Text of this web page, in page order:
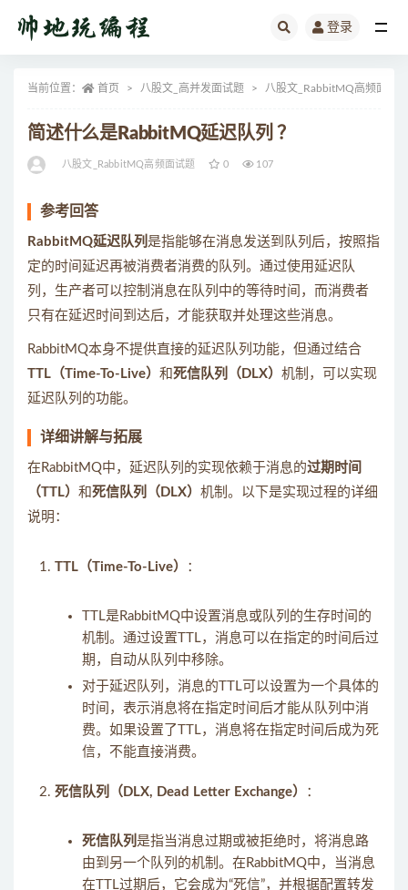
登录
当前位置： 首页 八股文_高并发面试题 八股文_RabbitMQ高频面试题
简述什么是RabbitMQ延迟队列 ？
八股文_RabbitMQ高频面试题 0 107
参考回答
RabbitMQ延迟队列 是指能够在消息发送到队列后，按照指
定的时间延迟再被消费者消费的队列。通过使用延迟队
列，生产者可以控制消息在队列中的等待时间，而消费者
只有在延迟时间到达后，才能获取并处理这些消息。
RabbitMQ本身不提供直接的延迟队列功能，但通过结合
TTL（Time-To-Live） 和死信队列（DLX） 机制，可以实现
延迟队列的功能。
详细讲解与拓展
在RabbitMQ中，延迟队列的实现依赖于消息的过期时间
（TTL） 和死信队列（DLX） 机制。以下是实现过程的详细
说明：
TTL（Time-To-Live） ：
TTL是RabbitMQ中设置消息或队列的生存时间的
机制。通过设置TTL，消息可以在指定的时间后过
期，自动从队列中移除。
对于延迟队列，消息的TTL可以设置为一个具体的
时间，表示消息将在指定时间后才能从队列中消
费。如果设置了TTL，消息将在指定时间后成为死
信，不能直接消费。
死信队列（DLX, Dead Letter Exchange） ：
死信队列 是指当消息过期或被拒绝时，将消息路
由到另一个队列的机制。在RabbitMQ中，当消息
在TTL过期后，它会成为“死信”，并根据配置转发